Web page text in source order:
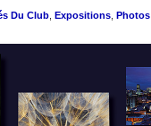
Du Club, Expositions, Photos